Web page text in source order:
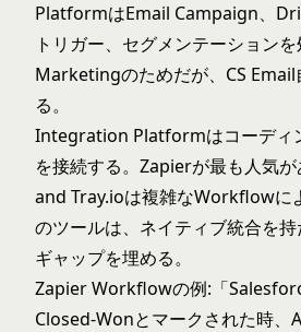
PlatformはEmail Campaign、
トリガー、セグメンテーション
Marketingのためだが、CS Email
る。
Integration Platformはコーディ
を接続する。Zapierが最も人気
and Tray.ioは複雑なWorkflowに
のツールは、ネイティブ統合を
ギャップを埋める。
Zapier Workflowの例:「
Closed-Wonとマークされた時、